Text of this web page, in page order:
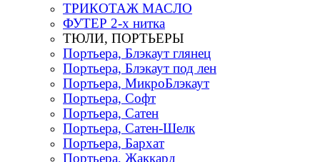
ТРИКОТАЖ МАСЛО
ФУТЕР 2-х нитка
ТЮЛИ, ПОРТЬЕРЫ
Портьера, Блэкаут глянец
Портьера, Блэкаут под лен
Портьера, МикроБлэкаут
Портьера, Софт
Портьера, Сатен
Портьера, Сатен-Шелк
Портьера, Бархат
Портьера, Жаккард